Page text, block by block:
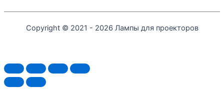
Copyright © 2021 - 2026 Лампы для проекторов